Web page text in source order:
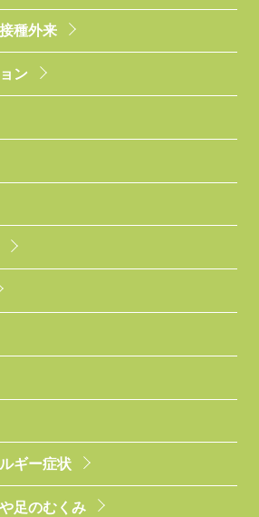
種外来
ン
ギー症状
足のむくみ